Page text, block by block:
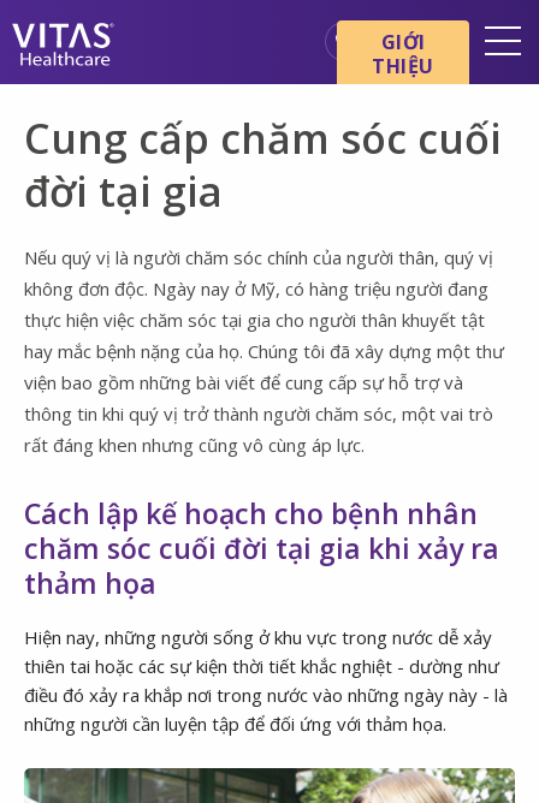
Cơ bản về chăm sóc cuối đời
Dịch vụ
Chuyên gia chăm sóc sức
khỏe
Gia đình và người chăm sóc
GIỚI
THIỆU
Cung cấp chăm sóc cuối
đời tại gia
Nếu quý vị là người chăm sóc chính của người thân, quý vị
không đơn độc. Ngày nay ở Mỹ, có hàng triệu người đang
thực hiện việc chăm sóc tại gia cho người thân khuyết tật
hay mắc bệnh nặng của họ. Chúng tôi đã xây dựng một thư
viện bao gồm những bài viết để cung cấp sự hỗ trợ và
thông tin khi quý vị trở thành người chăm sóc, một vai trò
rất đáng khen nhưng cũng vô cùng áp lực.
Cách lập kế hoạch cho bệnh nhân
chăm sóc cuối đời tại gia khi xảy ra
thảm họa
Hiện nay, những người sống ở khu vực trong nước dễ xảy
thiên tai hoặc các sự kiện thời tiết khắc nghiệt - dường như
điều đó xảy ra khắp nơi trong nước vào những ngày này - là
những người cần luyện tập để đối ứng với thảm họa.